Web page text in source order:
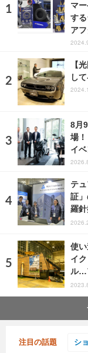
マ
す
ア
【
し
8月
場
イ
テ
証
羅針
使
イ
ル…
注目の話題 シ